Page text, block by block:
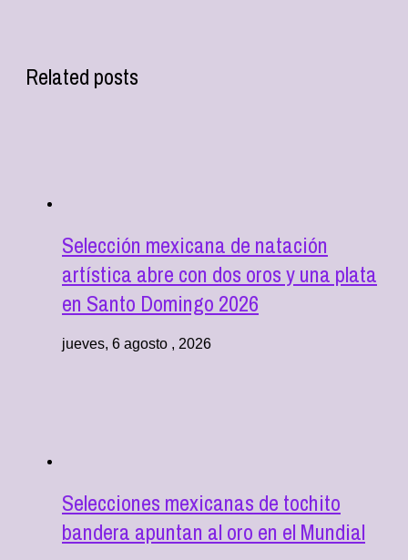
Related posts
Selección mexicana de natación
artística abre con dos oros y una plata
en Santo Domingo 2026
jueves, 6 agosto , 2026
Selecciones mexicanas de tochito
bandera apuntan al oro en el Mundial